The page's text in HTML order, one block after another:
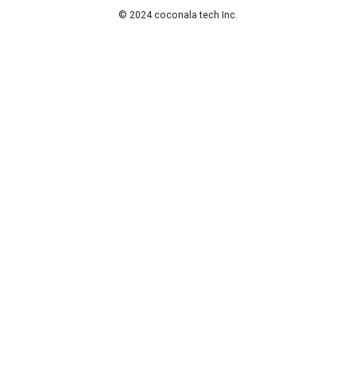
© 2024 coconala tech Inc.